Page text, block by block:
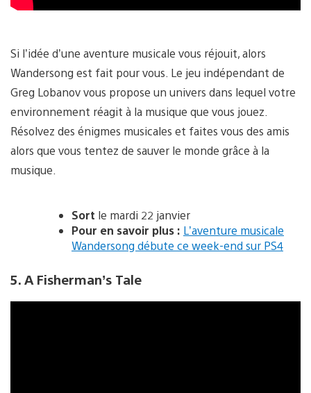
Si l’idée d’une aventure musicale vous réjouit, alors
Wandersong est fait pour vous. Le jeu indépendant de
Greg Lobanov vous propose un univers dans lequel votre
environnement réagit à la musique que vous jouez.
Résolvez des énigmes musicales et faites vous des amis
alors que vous tentez de sauver le monde grâce à la
musique.
Sort le mardi 22 janvier
Pour en savoir plus : L’aventure musicale
Wandersong débute ce week-end sur PS4
5. A Fisherman’s Tale